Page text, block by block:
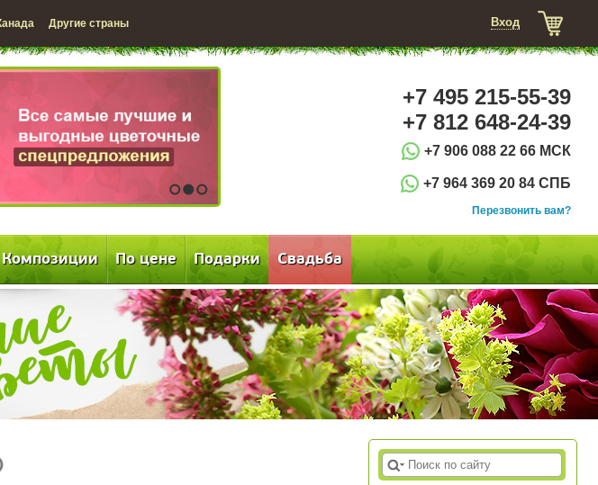
Другие страны Вход
1 2 3
+7 495 215-55-39
+7 812 648-24-39
+7 906 088 22 66 МСК
+7 964 369 20 84 СПБ
Перезвонить вам?
Композиции По цене Подарки Свадьба